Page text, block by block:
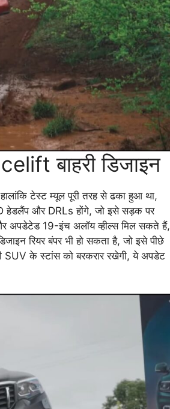
बाहरी डिजाइन
हालांकि टेस्ट म्यूल पूरी तरह से ढका हुआ था,
हेडलैंप और DRLs होंगे, जो इसे सड़क पर
अपडेटेड 19-इंच अलॉय व्हील्स मिल सकते हैं,
रियर बंपर भी हो सकता है, जो इसे पीछे
SUV के स्टांस को बरकरार रखेगी, ये अपडेट